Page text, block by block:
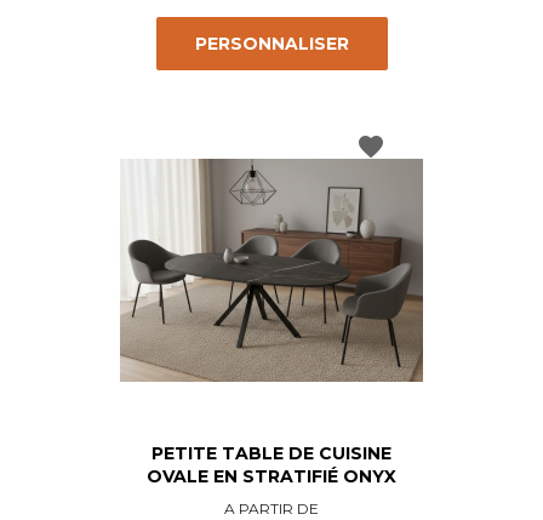
PERSONNALISER
PETITE TABLE DE CUISINE
OVALE EN STRATIFIÉ ONYX
Prix
A PARTIR DE
favorite